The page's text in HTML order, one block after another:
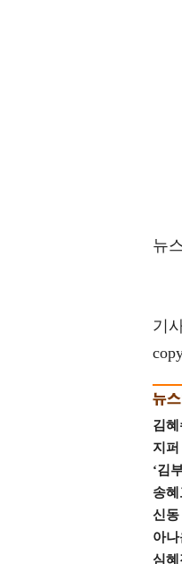
뉴
기
김혜
지
‘김
송
신
아
심